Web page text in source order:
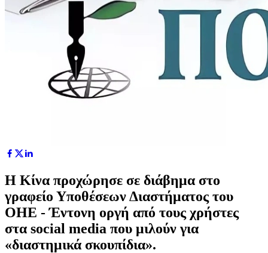
Η Κίνα προχώρησε σε διάβημα στο
γραφείο Υποθέσεων Διαστήματος του
ΟΗΕ - Έντονη οργή από τους χρήστες
στα social media που μιλούν για
«διαστημικά σκουπίδια».